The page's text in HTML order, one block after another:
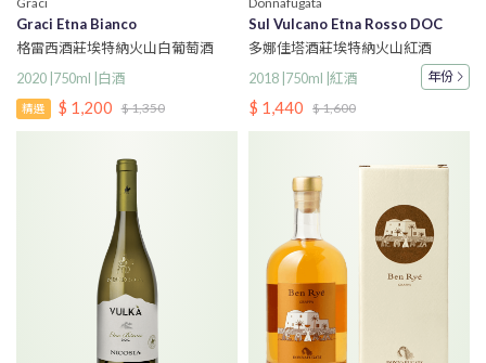
Graci Etna Bianco
格雷西酒莊埃特納火山白葡萄酒
2020 |750ml |白酒
精選 $ 1,200 $ 1,350
Sul Vulcano Etna Rosso DOC
多娜佳塔酒莊埃特納火山紅酒
2018 |750ml |紅酒
年份
$ 1,440 $ 1,600